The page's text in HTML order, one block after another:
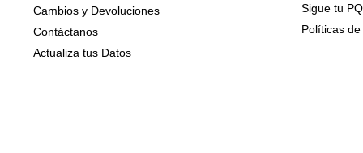
Cambios y Devoluciones
Contáctanos
Actualiza tus Datos
Sigue tu
Políticas